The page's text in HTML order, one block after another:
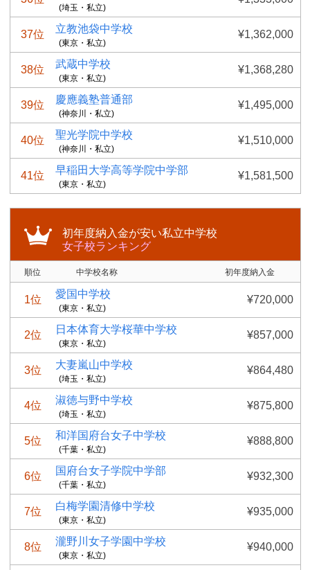
(埼玉・私立)
37位 立教池袋中学校
(東京・私立)
¥1,362,000
38位 武蔵中学校
(東京・私立)
¥1,368,280
39位 慶應義塾普通部
(神奈川・私立)
¥1,495,000
40位 聖光学院中学校
(神奈川・私立)
¥1,510,000
41位 早稲田大学高等学院中学部
(東京・私立)
¥1,581,500
初年度納入金が安い私立中学校
女子校ランキング
順位 中学校名称 初年度納入金
1位 愛国中学校
(東京・私立)
¥720,000
2位 日本体育大学桜華中学校
(東京・私立)
¥857,000
3位 大妻嵐山中学校
(埼玉・私立)
¥864,480
4位 淑徳与野中学校
(埼玉・私立)
¥875,800
5位 和洋国府台女子中学校
(千葉・私立)
¥888,800
6位 国府台女子学院中学部
(千葉・私立)
¥932,300
7位 白梅学園清修中学校
(東京・私立)
¥935,000
8位 瀧野川女子学園中学校
(東京・私立)
¥940,000